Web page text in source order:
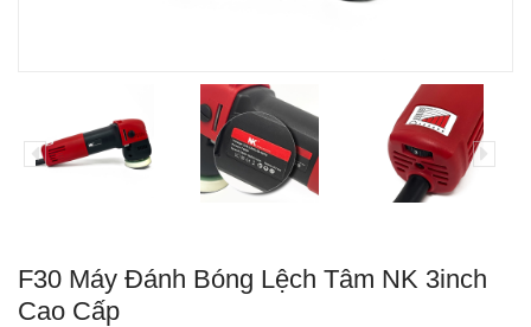
F30 Máy Đánh Bóng Lệch Tâm NK 3inch
Cao Cấp